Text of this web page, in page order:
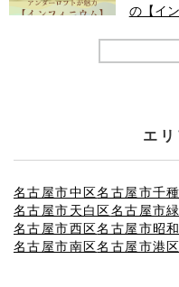
の【イ
エ
名古屋市中区名古屋市千
名古屋市天白区名古屋市
名古屋市西区名古屋市昭
名古屋市南区名古屋市港区